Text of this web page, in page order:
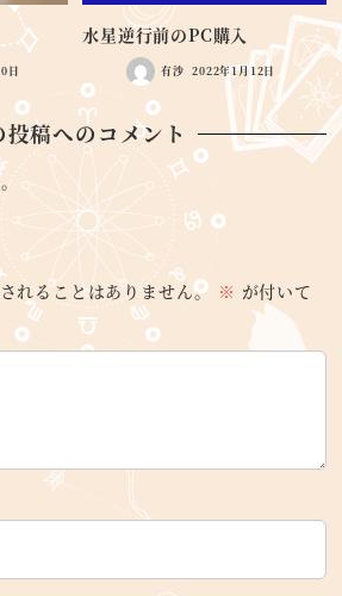
日
水星逆行前のPC購入
有沙 2022年1月12日
投稿へのコメント
れることはありません。 ※ が付いて